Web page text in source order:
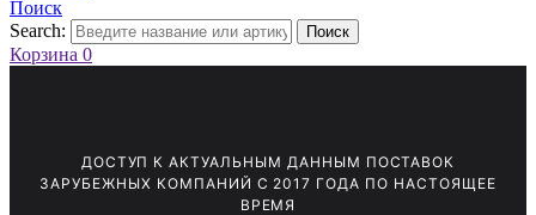
Поиск
Search:
Поиск
Корзина 0
ДОСТУП К АКТУАЛЬНЫМ ДАННЫМ ПОСТАВОК
ЗАРУБЕЖНЫХ КОМПАНИЙ С 2017 ГОДА ПО НАСТОЯЩЕЕ
ВРЕМЯ